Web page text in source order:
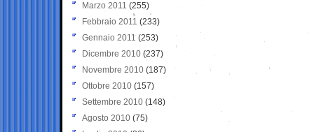
Marzo 2011 (255)
Febbraio 2011 (233)
Gennaio 2011 (253)
Dicembre 2010 (237)
Novembre 2010 (187)
Ottobre 2010 (157)
Settembre 2010 (148)
Agosto 2010 (75)